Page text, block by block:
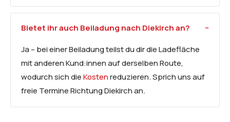
Bietet ihr auch Beiladung nach Diekirch an?
Ja – bei einer Beiladung teilst du dir die Ladefläche
mit anderen Kund:innen auf derselben Route,
wodurch sich dieKostenreduzieren. Sprich uns auf
freie Termine Richtung Diekirch an.